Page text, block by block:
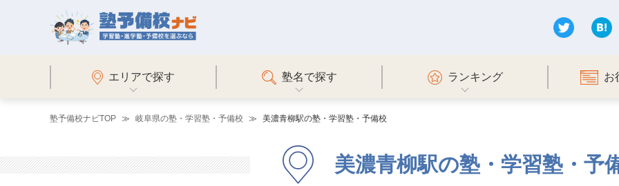
エリアで探す 塾名で探す ランキング お
塾予備校ナビTOP 岐阜県の塾・学習塾・予備校 美濃青柳駅の塾・学習塾・予備校
美濃青柳駅の塾・学習塾・予